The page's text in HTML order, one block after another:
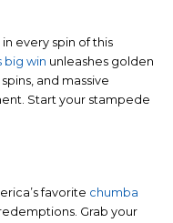
every spin of this
big win unleashes golden
and massive
Start your stampede
favorite chumba
Grab your